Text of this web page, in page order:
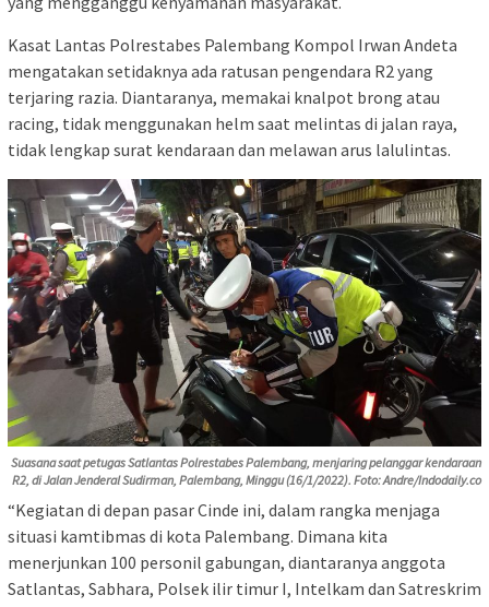
Kasat Lantas Polrestabes Palembang Kompol Irwan Andeta
mengatakan setidaknya ada ratusan pengendara R2 yang
terjaring razia. Diantaranya, memakai knalpot brong atau
racing, tidak menggunakan helm saat melintas di jalan raya,
tidak lengkap surat kendaraan dan melawan arus lalulintas.
Suasana saat petugas Satlantas Polrestabes Palembang, menjaring pelanggar kendaraan
R2, di Jalan Jenderal Sudirman, Palembang, Minggu (16/1/2022). Foto: Andre/Indodaily.co
“Kegiatan di depan pasar Cinde ini, dalam rangka menjaga
situasi kamtibmas di kota Palembang. Dimana kita
menerjunkan 100 personil gabungan, diantaranya anggota
Satlantas, Sabhara, Polsek ilir timur I, Intelkam dan Satreskrim